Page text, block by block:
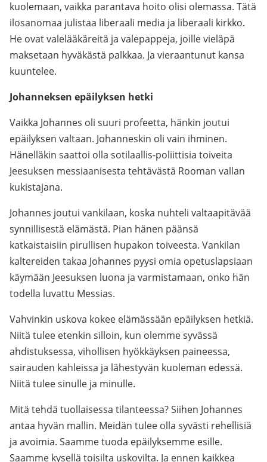
kuolemaan, vaikka parantava hoito olisi olemassa. Tätä
ilosanomaa julistaa liberaali media ja liberaali kirkko.
He ovat valelääkäreitä ja valepappeja, joille vieläpä
maksetaan hyväkästä palkkaa. Ja vieraantunut kansa
kuuntelee.
Johanneksen epäilyksen hetki
Vaikka Johannes oli suuri profeetta, hänkin joutui
epäilyksen valtaan. Johanneskin oli vain ihminen.
Hänelläkin saattoi olla sotilaallis-poliittisia toiveita
Jeesuksen messiaanisesta tehtävästä Rooman vallan
kukistajana.
Johannes joutui vankilaan, koska nuhteli valtaapitävää
synnillisestä elämästä. Pian hänen päänsä
katkaistaisiin pirullisen hupakon toiveesta. Vankilan
kaltereiden takaa Johannes pyysi omia opetuslapsiaan
käymään Jeesuksen luona ja varmistamaan, onko hän
todella luvattu Messias.
Vahvinkin uskova kokee elämässään epäilyksen hetkiä.
Niitä tulee etenkin silloin, kun olemme syvässä
ahdistuksessa, vihollisen hyökkäyksen paineessa,
sairauden kahleissa ja lähestyvän kuoleman edessä.
Niitä tulee sinulle ja minulle.
Mitä tehdä tuollaisessa tilanteessa? Siihen Johannes
antaa hyvän mallin. Meidän tulee olla syvästi rehellisiä
ja avoimia. Saamme tuoda epäilyksemme esille.
Saamme kysellä toisilta uskovilta. Ja ennen kaikkea